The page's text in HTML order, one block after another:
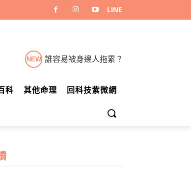
NEW 誰容易被身邊人拖累？
科 其他命理 回科技紫微網